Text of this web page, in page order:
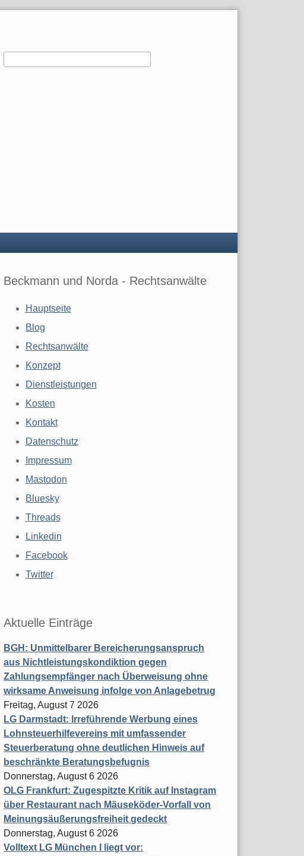
Beckmann und Norda - Rechtsanwälte
Hauptseite
Blog
Rechtsanwälte
Konzept
Dienstleistungen
Kosten
Kontakt
Datenschutz
Impressum
Mastodon
Bluesky
Threads
Linkedin
Facebook
Twitter
Aktuelle Einträge
BGH: Unmittelbarer Bereicherungsanspruch
aus Nichtleistungskondiktion gegen
Zahlungsempfänger nach Überweisung ohne
wirksame Anweisung infolge von Anlagebetrug
Freitag, August 7 2026
LG Darmstadt: Irreführende Werbung eines
Lohnsteuerhilfevereins mit umfassender
Steuerberatung ohne deutlichen Hinweis auf
beschränkte Beratungsbefugnis
Donnerstag, August 6 2026
OLG Frankfurt: Zugespitzte Kritik auf Instagram
über Restaurant nach Mäuseköder-Vorfall von
Meinungsäußerungsfreiheit gedeckt
Donnerstag, August 6 2026
Volltext LG München I liegt vor: